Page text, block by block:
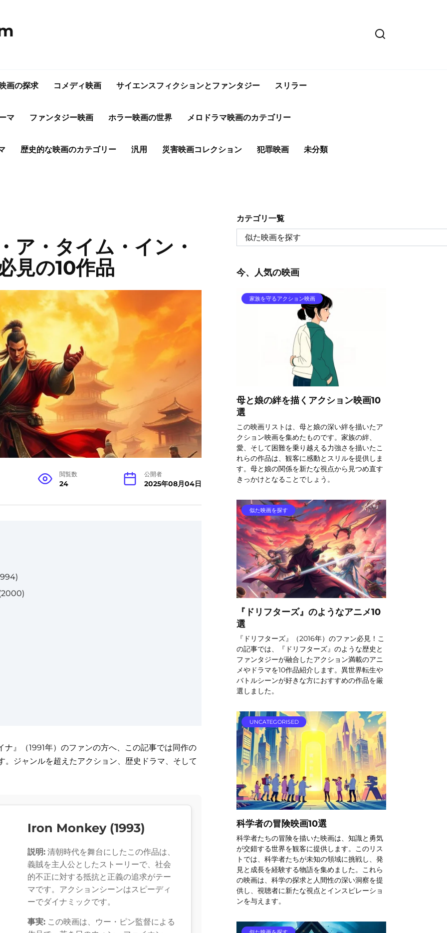
画の探求 コメディ映画 サイエンスフィクションとファンタジー スリラー
マ ファンタジー映画 ホラー映画の世界 メロドラマ映画のカテゴリー
歴史的な映画のカテゴリー 汎用 災害映画コレクション 犯罪映画 未分類
ア・タイム・イン・
見の10作品
閲覧数
24
公開者
2025年08月04日
』（1991年）のファンの方へ、この記事では同作の
ジャンルを超えたアクション、歴史ドラマ、そして
Iron Monkey (1993)
説明: 清朝時代を舞台にしたこの作品は、
義賊を主人公としたストーリーで、社会
的不正に対する抵抗と正義の追求がテー
マです。アクションシーンはスピーディ
ーでダイナミックです。
事実: この映画は、ウー・ピン監督による
カテゴリ一覧
今、人気の映画
家族を守るアクション映画
母と娘の絆を描くアクション映画10
選
この映画リストは、母と娘の深い絆を描いたア
クション映画を集めたものです。家族の絆、
愛、そして困難を乗り越える力強さを描いたこ
れらの作品は、観客に感動とスリルを提供しま
す。母と娘の関係を新たな視点から見つめ直す
きっかけとなることでしょう。
似た映画を探す
『ドリフターズ』のようなアニメ10
選
『ドリフターズ』（2016年）のファン必見！こ
の記事では、『ドリフターズ』のような歴史と
ファンタジーが融合したアクション満載のアニ
メやドラマを10作品紹介します。異世界転生や
バトルシーンが好きな方におすすめの作品を厳
選しました。
UNCATEGORISED
科学者の冒険映画10選
科学者たちの冒険を描いた映画は、知識と勇気
が交錯する世界を観客に提供します。このリス
トでは、科学者たちが未知の領域に挑戦し、発
見と成長を経験する物語を集めました。これら
の映画は、科学の探求と人間性の深い洞察を提
供し、視聴者に新たな視点とインスピレーショ
ンを与えます。